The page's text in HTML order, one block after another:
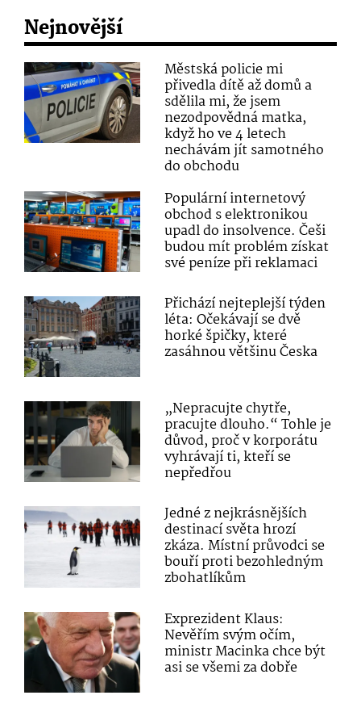
Nejnovější
Městská policie mi
přivedla dítě až domů a
sdělila mi, že jsem
nezodpovědná matka,
když ho ve 4 letech
nechávám jít samotného
do obchodu
Populární internetový
obchod s elektronikou
upadl do insolvence. Češi
budou mít problém získat
své peníze při reklamaci
Přichází nejteplejší týden
léta: Očekávají se dvě
horké špičky, které
zasáhnou většinu Česka
„Nepracujte chytře,
pracujte dlouho.“ Tohle je
důvod, proč v korporátu
vyhrávají ti, kteří se
nepředřou
Jedné z nejkrásnějších
destinací světa hrozí
zkáza. Místní průvodci se
bouří proti bezohledným
zbohatlíkům
Exprezident Klaus:
Nevěřím svým očím,
ministr Macinka chce být
asi se všemi za dobře